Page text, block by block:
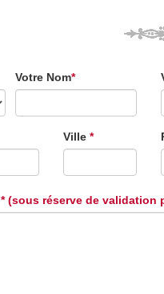
Votre Nom*
Ville*
* (sous réserve de validation